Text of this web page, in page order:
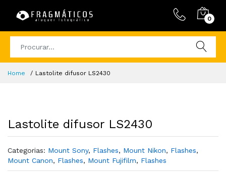
0
Home Lastolite difusor LS2430
Lastolite difusor LS2430
Categorias: Mount Sony, Flashes, Mount Nikon, Flashes,
Mount Canon, Flashes, Mount Fujifilm, Flashes